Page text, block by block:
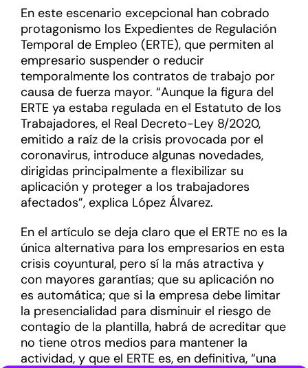
En este escenario excepcional han cobrado
protagonismo los Expedientes de Regulación
Temporal de Empleo (ERTE), que permiten al
empresario suspender o reducir
temporalmente los contratos de trabajo por
causa de fuerza mayor. “Aunque la figura del
ERTE ya estaba regulada en el Estatuto de los
Trabajadores, el Real Decreto-Ley 8/2020,
emitido a raíz de la crisis provocada por el
coronavirus, introduce algunas novedades,
dirigidas principalmente a flexibilizar su
aplicación y proteger a los trabajadores
afectados”, explica López Álvarez.
En el artículo se deja claro que el ERTE no es la
única alternativa para los empresarios en esta
crisis coyuntural, pero sí la más atractiva y
con mayores garantías; que su aplicación no
es automática; que si la empresa debe limitar
la presencialidad para disminuir el riesgo de
contagio de la plantilla, habrá de acreditar que
no tiene otros medios para mantener la
actividad, y que el ERTE es, en definitiva, “una